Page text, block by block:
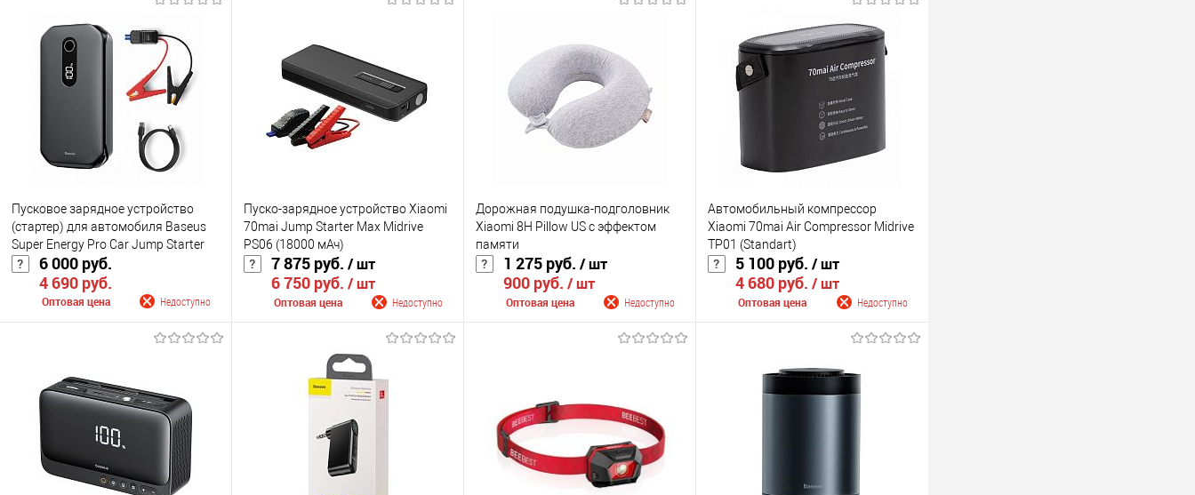
Пусковое зарядное устройство
(стартер) для автомобиля Baseus
Super Energy Pro Car Jump Starter
(CRJS03-01) 12000mAh, 5V/3A,
Paak current 1000A
6 000 руб.
4 690 руб.
Оптовая цена Недоступно
К сравнению
В избранное
Недоступно
Пуско-зарядное устройство Xiaomi
70mai Jump Starter Max Midrive
PS06 (18000 мАч)
7 875 руб. / шт
6 750 руб. / шт
Оптовая цена Недоступно
Сообщить о поступлении
К сравнению
В избранное
Дорожная подушка-подголовник
Xiaomi 8H Pillow US с эффектом
памяти
1 275 руб. / шт
900 руб. / шт
Оптовая цена Недоступно
К сравнению
В избранное
Недоступно
Цвет
Автомобильный компрессор
Xiaomi 70mai Air Compressor Midrive
TP01 (Standart)
5 100 руб. / шт
4 680 руб. / шт
Оптовая цена Недоступно
К сравнению